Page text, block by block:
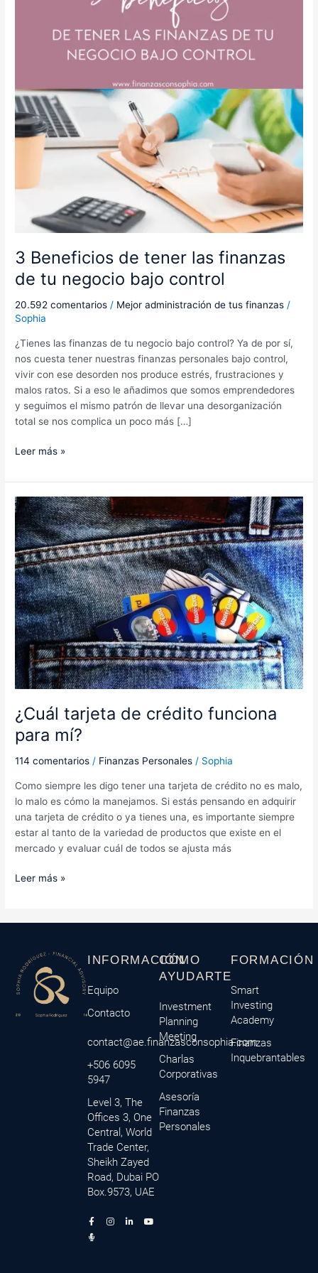
3 Beneficios de tener las finanzas
de tu negocio bajo control
20.592 comentarios / Mejor administración de tus finanzas /
Sophia
¿Tienes las finanzas de tu negocio bajo control? Ya de por sí,
nos cuesta tener nuestras finanzas personales bajo control,
vivir con ese desorden nos produce estrés, frustraciones y
malos ratos. Si a eso le añadimos que somos emprendedores
y seguimos el mismo patrón de llevar una desorganización
total se nos complica un poco más […]
finanzas
bajo
control
Leer más »
¿Cuál tarjeta de crédito funciona
para mí?
114 comentarios / Finanzas Personales / Sophia
Como siempre les digo tener una tarjeta de crédito no es malo,
lo malo es cómo la manejamos. Si estás pensando en adquirir
una tarjeta de crédito o ya tienes una, es importante siempre
estar al tanto de la variedad de productos que existe en el
mercado y evaluar cuál de todos se ajusta más
¿Cuál
tarjeta
de
crédito
funciona
para
mí?
Leer más »
INFORMACIÓN
Equipo
Contacto
contact@ae.finanzasconsophia.com
+506 6095
5947
Level 3, The
Offices 3, One
Central, World
Trade Center,
Sheikh Zayed
Road, Dubai PO
Box.9573, UAE
F
a
c
e
I
n
L
i
Y
o
M
i
c
r
CÓMO
AYUDARTE
Investment
Planning
Meeting
Charlas
Corporativas
Asesoría
Finanzas
Personales
FORMACIÓN
Smart
Investing
Academy
Finanzas
Inquebrantables